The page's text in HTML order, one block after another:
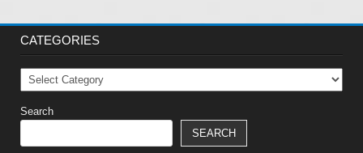
CATEGORIES
Categories
Search
SEARCH